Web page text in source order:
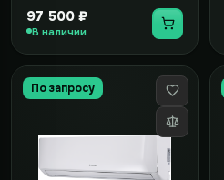
97 500 ₽
В наличии
По запросу